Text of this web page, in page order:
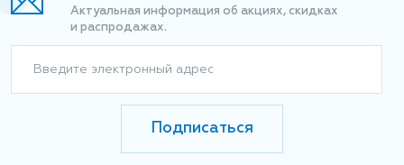
Актуальная информация об акциях, скидках
и распродажах.
Введите электронный адрес
Подписаться